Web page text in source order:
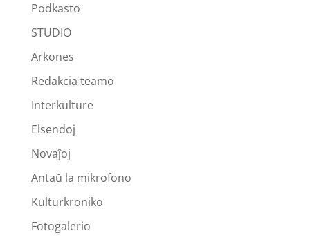
Podkasto
STUDIO
Arkones
Redakcia teamo
Interkulture
Elsendoj
Novaĵoj
Antaŭ la mikrofono
Kulturkroniko
Fotogalerio